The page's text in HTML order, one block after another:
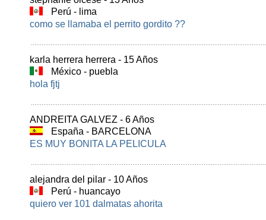
Perú - lima
como se llamaba el perrito gordito ??
karla herrera herrera - 15 Años
México - puebla
hola fjtj
ANDREITA GALVEZ - 6 Años
España - BARCELONA
ES MUY BONITA LA PELICULA
alejandra del pilar - 10 Años
Perú - huancayo
quiero ver 101 dalmatas ahorita